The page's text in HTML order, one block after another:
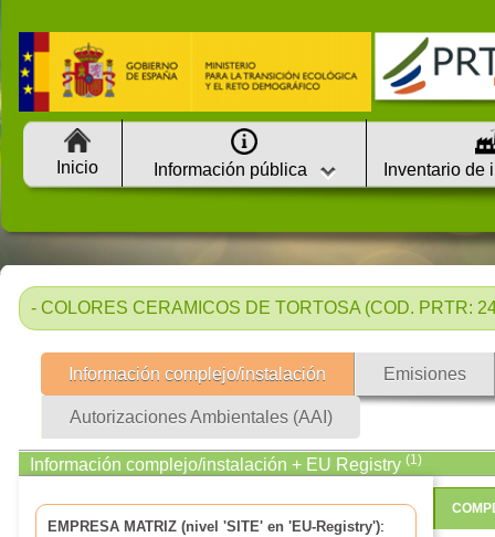
Inicio Información pública Inventario de
- COLORES CERAMICOS DE TORTOSA (COD. PRTR:
Información complejo/instalación Emisiones
Autorizaciones Ambientales (AAI)
Información complejo/instalación + EU Registry (1)
EMPRESA MATRIZ (nivel 'SITE' en 'EU-Registry'):